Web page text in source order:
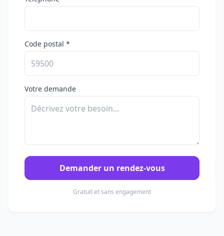
Code postal *
Votre demande
Demander un rendez-vous
Gratuit et sans engagement